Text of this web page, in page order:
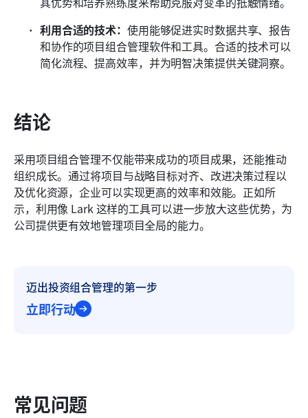
利用合适的技术： 使用能够促进实时数据共享、报告
和协作的项目组合管理软件和工具。合适的技术可以
简化流程、提高效率，并为明智决策提供关键洞察。
结论
采用项目组合管理不仅能带来成功的项目成果，还能推动
组织成长。通过将项目与战略目标对齐、改进决策过程以
及优化资源，企业可以实现更高的效率和效能。正如所
示，利用像 Lark 这样的工具可以进一步放大这些优势，为
公司提供更有效地管理项目全局的能力。
迈出投资组合管理的第一步
立即行动
常见问题